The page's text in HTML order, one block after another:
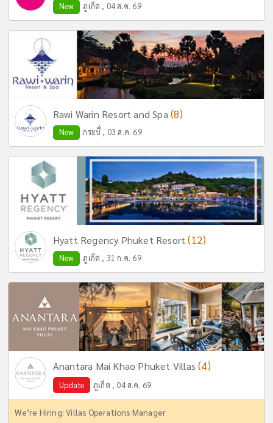
New ภูเก็ต , 04 ส.ค. 69
Rawi Warin Resort and Spa (8)
New กระบี่ , 03 ส.ค. 69
Hyatt Regency Phuket Resort(12)
New ภูเก็ต , 31 ก.ค. 69
Anantara Mai Khao Phuket Villas(4)
Update ภูเก็ต , 04 ส.ค. 69
We’re Hiring: Villas Operations Manager